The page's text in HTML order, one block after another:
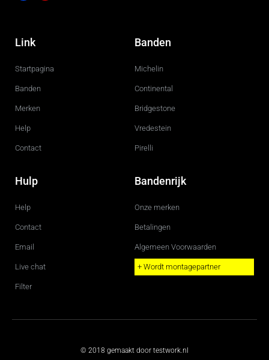
c
e
o
g
r
Link
Startpagina
Banden
Merken
Help
Contact
Banden
Michelin
Continental
Bridgestone
Vredestein
Pirelli
Hulp
Help
Contact
Email
Live chat
Filter
Bandenrijk
Onze merken
Betalingen
Algemeen Voorwaarden
+ Wordt montagepartner
© 2018 gemaakt door testwork.nl